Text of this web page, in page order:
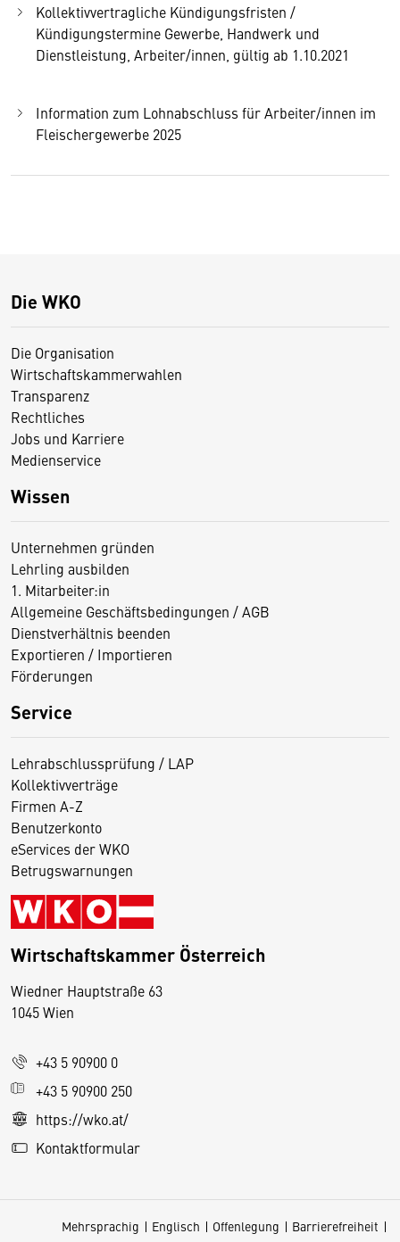
Kollektivvertragliche Kündigungsfristen /
Kündigungstermine Gewerbe, Handwerk und
Dienstleistung, Arbeiter/innen, gültig ab 1.10.2021
Information zum Lohnabschluss für Arbeiter/innen im
Fleischergewerbe 2025
Die WKO
Die Organisation
Wirtschaftskammerwahlen
Transparenz
Rechtliches
Jobs und Karriere
Medienservice
Wissen
Unternehmen gründen
Lehrling ausbilden
1. Mitarbeiter:in
Allgemeine Geschäftsbedingungen / AGB
Dienstverhältnis beenden
Exportieren / Importieren
Förderungen
Service
Lehrabschlussprüfung / LAP
Kollektivverträge
Firmen A-Z
Benutzerkonto
eServices der WKO
Betrugswarnungen
Wirtschaftskammer Österreich
Wiedner Hauptstraße 63
1045 Wien
+43 5 90900 0
+43 5 90900 250
https://wko.at/
Kontaktformular
Mehrsprachig Englisch Offenlegung
Barrierefreiheit
D
s
e
S
e